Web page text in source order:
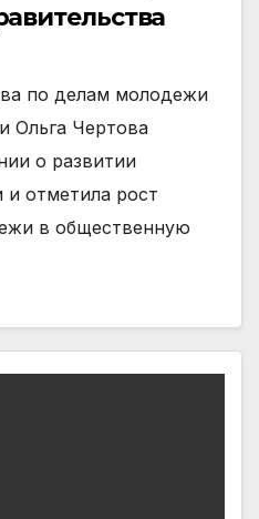
по делам молодежи
Ольга Чертова
о развитии
отметила рост
в общественную